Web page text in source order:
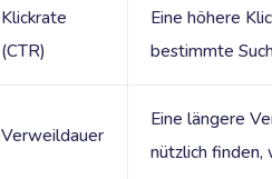
Klickrate
(CTR)
Eine höhere
bestimmte
Verweildauer
Eine längere
nützlich finden,